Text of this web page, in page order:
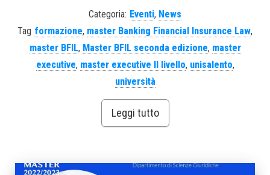
Categoria: Eventi, News
Tag formazione, master Banking Financial Insurance Law,
master BFIL, Master BFIL seconda edizione, master
executive, master executive II livello, unisalento,
università
Leggi tutto